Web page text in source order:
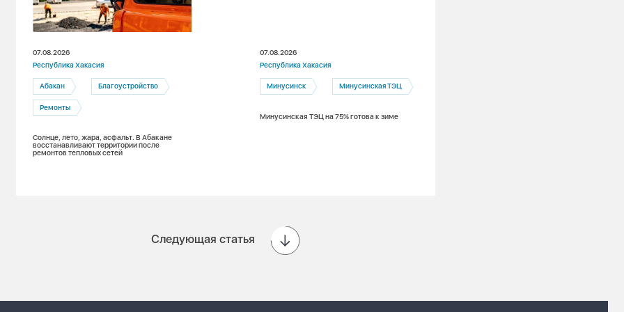
07.08.2026
Республика Хакасия
Абакан Благоустройство
Ремонты
Солнце, лето, жара, асфальт. В Абакане
восстанавливают территории после
ремонтов тепловых сетей
07.08.2026
Республика Хакасия
Минусинск Минусинская ТЭЦ
Минусинская ТЭЦ на 75% готова к зиме
Следующая статья